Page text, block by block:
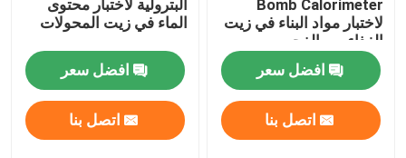
Bomb Calorimeter
لاختبار مواد البناء في زيت
الغذاء من الفحم
افضل سعر
اتصل بنا
البترولية لاختبار محتوى
الماء في زيت المحولات
افضل سعر
اتصل بنا